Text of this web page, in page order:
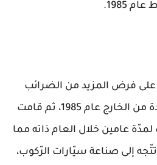
على فرض المزيد من الضرائب
على السيّارات المستوردة من الخارج عام 1985، ثم قامت
عامين خلال العام ذاته مما
إلى صناعة سيّارات الرّكوب،